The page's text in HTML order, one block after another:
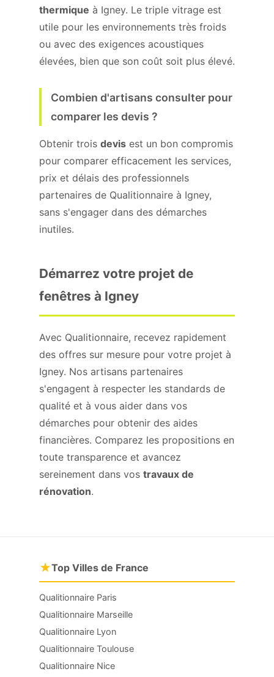
thermique à Igney. Le triple vitrage est
utile pour les environnements très froids
ou avec des exigences acoustiques
élevées, bien que son coût soit plus élevé.
Combien d'artisans consulter pour
comparer les devis ?
Obtenir trois devis est un bon compromis
pour comparer efficacement les services,
prix et délais des professionnels
partenaires de Qualitionnaire à Igney,
sans s'engager dans des démarches
inutiles.
Démarrez votre projet de
fenêtres à Igney
Avec Qualitionnaire, recevez rapidement
des offres sur mesure pour votre projet à
Igney. Nos artisans partenaires
s'engagent à respecter les standards de
qualité et à vous aider dans vos
démarches pour obtenir des aides
financières. Comparez les propositions en
toute transparence et avancez
sereinement dans vos travaux de
rénovation.
★Top Villes de France
Qualitionnaire Paris
Qualitionnaire Marseille
Qualitionnaire Lyon
Qualitionnaire Toulouse
Qualitionnaire Nice